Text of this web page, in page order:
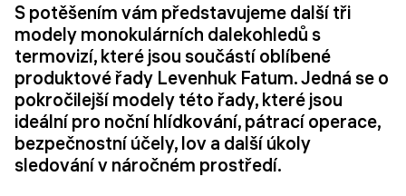
S potěšením vám představujeme další tři
modely monokulárních dalekohledů s
termovizí, které jsou součástí oblíbené
produktové řady Levenhuk Fatum. Jedná se o
pokročilejší modely této řady, které jsou
ideální pro noční hlídkování, pátrací operace,
bezpečnostní účely, lov a další úkoly
sledování v náročném prostředí.